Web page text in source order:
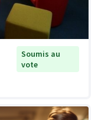
Soumis au
vote